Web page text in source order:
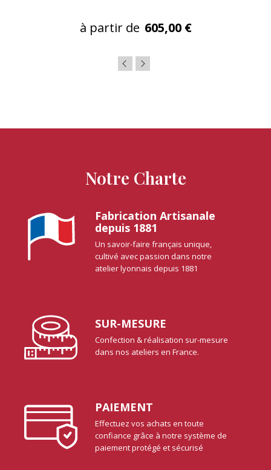
à partir de 605,00 €
Notre Charte
Fabrication Artisanale
depuis 1881
Un savoir-faire français unique,
cultivé avec passion dans notre
atelier lyonnais depuis 1881
SUR-MESURE
Confection & réalisation sur-mesure
dans nos ateliers en France.
PAIEMENT
Effectuez vos achats en toute
confiance grâce à notre système de
paiement protégé et sécurisé